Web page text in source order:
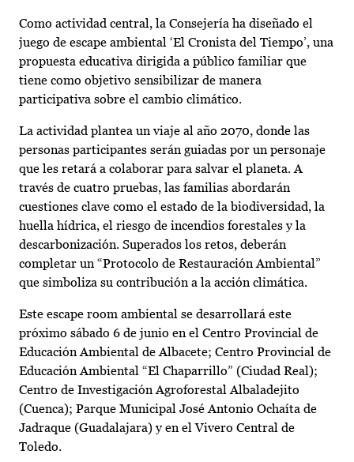
Como actividad central, la Consejería ha diseñado el
juego de escape ambiental ‘El Cronista del Tiempo’, una
propuesta educativa dirigida a público familiar que
tiene como objetivo sensibilizar de manera
participativa sobre el cambio climático.
La actividad plantea un viaje al año 2070, donde las
personas participantes serán guiadas por un personaje
que les retará a colaborar para salvar el planeta. A
través de cuatro pruebas, las familias abordarán
cuestiones clave como el estado de la biodiversidad, la
huella hídrica, el riesgo de incendios forestales y la
descarbonización. Superados los retos, deberán
completar un “Protocolo de Restauración Ambiental”
que simboliza su contribución a la acción climática.
Este escape room ambiental se desarrollará este
próximo sábado 6 de junio en el Centro Provincial de
Educación Ambiental de Albacete; Centro Provincial de
Educación Ambiental “El Chaparrillo” (Ciudad Real);
Centro de Investigación Agroforestal Albaladejito
(Cuenca); Parque Municipal José Antonio Ochaíta de
Jadraque (Guadalajara) y en el Vivero Central de
Toledo.